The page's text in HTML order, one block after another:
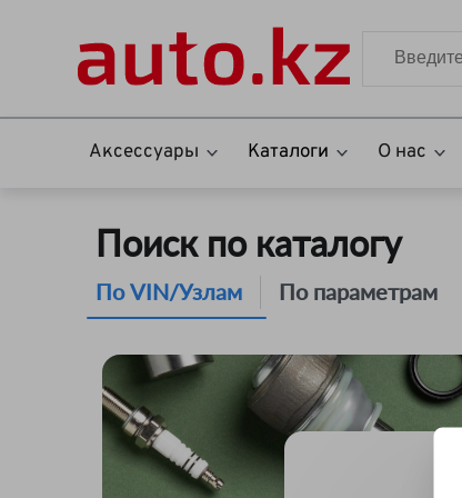
Аксессуары Каталоги О нас
Поиск по каталогу
По VIN/Узлам По параметрам